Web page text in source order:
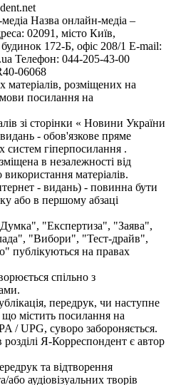
Назва онлайн-медіа –
02091, місто Київ,
172-Б, офіс 208/1 E-mail:
Телефон: 044-205-43-00
06068
матеріалів, розміщених на
посилання на
зі сторінки « Новини України
видань - обов'язкове пряме
систем гіперпосилання .
в незалежності від
матеріалів.
- видань) - повинна бути
або в першому абзаці
"Експертиза", "Заява",
"Вибори", "Тест-драйв",
публікуються на правах
спільно з
передрук, чи наступне
містить посилання на
/ UPG, суворо забороняється.
Я-Корреспондент є автор
та відтворення
або аудіовізуальних творів